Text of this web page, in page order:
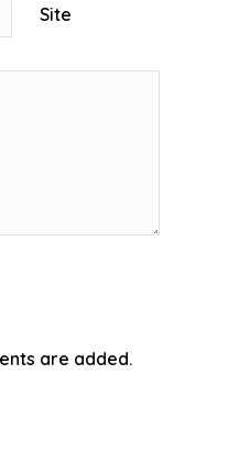
Site
are added.